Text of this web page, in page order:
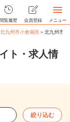
閲覧履歴 会員登録 メニュー
北九州市小倉南区＞北九州市
ト・求人情
絞り込む